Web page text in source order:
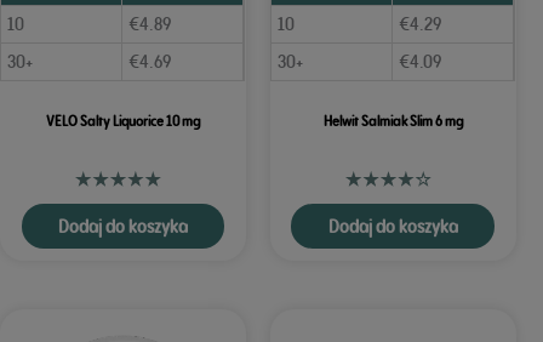
10
€4.89
30+
€4.69
VELO Salty Liquorice 10 mg
Dodaj do koszyka
10
€4.29
30+
€4.09
Helwit Salmiak Slim 6 mg
Dodaj do koszyka